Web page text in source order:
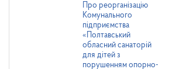
Про реорганізацію
Комунального
підприємства
«Полтавський
обласний санаторій
для дітей з
порушенням опорно-